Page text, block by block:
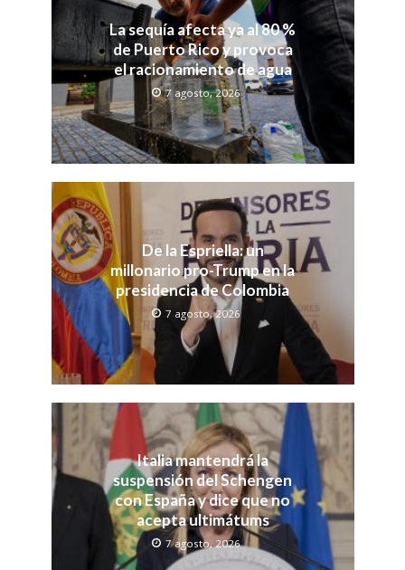
La sequía afecta ya al 80 %
de Puerto Rico y provoca
el racionamiento de agua
7 agosto, 2026
De la Espriella: un
millonario pro-Trump en la
presidencia de Colombia
7 agosto, 2026
Italia mantendrá la
suspensión del Schengen
con España y dice que no
acepta ultimátums
7 agosto, 2026